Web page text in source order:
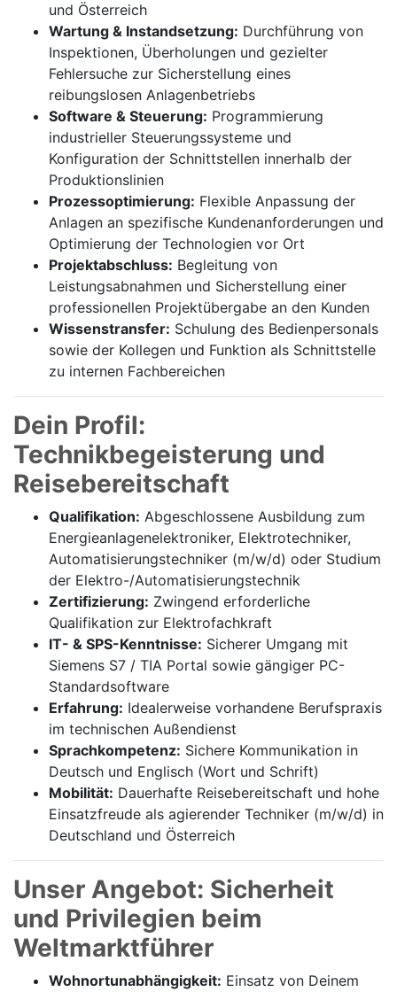
und Österreich
Wartung & Instandsetzung: Durchführung von
Inspektionen, Überholungen und gezielter
Fehlersuche zur Sicherstellung eines
reibungslosen Anlagenbetriebs
Software & Steuerung: Programmierung
industrieller Steuerungssysteme und
Konfiguration der Schnittstellen innerhalb der
Produktionslinien
Prozessoptimierung: Flexible Anpassung der
Anlagen an spezifische Kundenanforderungen und
Optimierung der Technologien vor Ort
Projektabschluss: Begleitung von
Leistungsabnahmen und Sicherstellung einer
professionellen Projektübergabe an den Kunden
Wissenstransfer: Schulung des Bedienpersonals
sowie der Kollegen und Funktion als Schnittstelle
zu internen Fachbereichen
Dein Profil:
Technikbegeisterung und
Reisebereitschaft
Qualifikation: Abgeschlossene Ausbildung zum
Energieanlagenelektroniker, Elektrotechniker,
Automatisierungstechniker (m/w/d) oder Studium
der Elektro-/Automatisierungstechnik
Zertifizierung: Zwingend erforderliche
Qualifikation zur Elektrofachkraft
IT- & SPS-Kenntnisse: Sicherer Umgang mit
Siemens S7 / TIA Portal sowie gängiger PC-
Standardsoftware
Erfahrung: Idealerweise vorhandene Berufspraxis
im technischen Außendienst
Sprachkompetenz: Sichere Kommunikation in
Deutsch und Englisch (Wort und Schrift)
Mobilität: Dauerhafte Reisebereitschaft und hohe
Einsatzfreude als agierender Techniker (m/w/d) in
Deutschland und Österreich
Unser Angebot: Sicherheit
und Privilegien beim
Weltmarktführer
Wohnortunabhängigkeit: Einsatz von Deinem